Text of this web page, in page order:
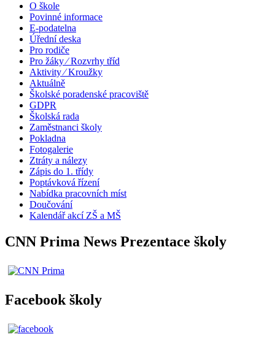
O škole
Povinné informace
E-podatelna
Úřední deska
Pro rodiče
Pro žáky ⁄ Rozvrhy tříd
Aktivity ⁄ Kroužky
Aktuálně
Školské poradenské pracoviště
GDPR
Školská rada
Zaměstnanci školy
Pokladna
Fotogalerie
Ztráty a nálezy
Zápis do 1. třídy
Poptávková řízení
Nabídka pracovních míst
Doučování
Kalendář akcí ZŠ a MŠ
CNN Prima News Prezentace školy
Facebook školy